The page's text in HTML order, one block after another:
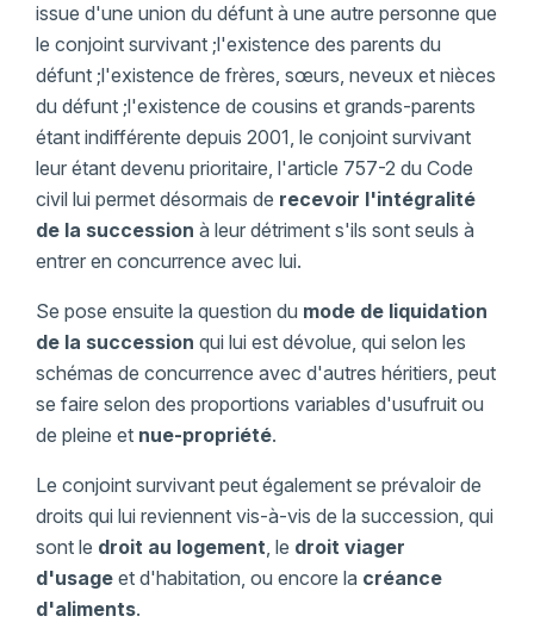
issue d'une union du défunt à une autre personne que
le conjoint survivant ;l'existence des parents du
défunt ;l'existence de frères, sœurs, neveux et nièces
du défunt ;l'existence de cousins et grands-parents
étant indifférente depuis 2001, le conjoint survivant
leur étant devenu prioritaire, l'article 757-2 du Code
civil lui permet désormais de recevoir l'intégralité
de la succession à leur détriment s'ils sont seuls à
entrer en concurrence avec lui.
Se pose ensuite la question du mode de liquidation
de la succession qui lui est dévolue, qui selon les
schémas de concurrence avec d'autres héritiers, peut
se faire selon des proportions variables d'usufruit ou
de pleine et nue-propriété.
Le conjoint survivant peut également se prévaloir de
droits qui lui reviennent vis-à-vis de la succession, qui
sont le droit au logement, le droit viager
d'usage et d'habitation, ou encore la créance
d'aliments.